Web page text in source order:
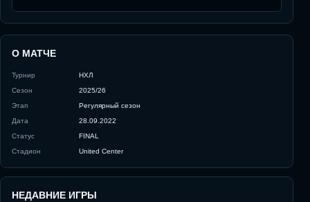
О МАТЧЕ
Турнир
НХЛ
Сезон
2025/26
Этап
Регулярный сезон
Дата
28.09.2022
Статус
FINAL
Стадион
United Center
НЕДАВНИЕ ИГРЫ